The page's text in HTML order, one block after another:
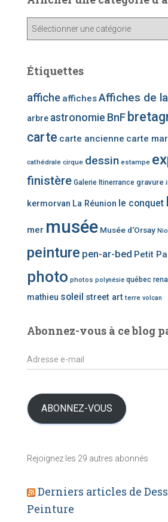
h
r
u
e
t
g
r
i
e
d
’
a
Étiquettes
affiche affichesAffiches de
arbre astronomie BnF
carte carte ancienne carte
cathédrale cirque dessin estampe
finistère Galerie Itinerrance gravure
kermorvan La Réunion le conquet
mer musée Musée d'Orsay
peinture pen-ar-bed Petit
photo photos polynésie québec
mathieu soleil street art terre volcan
Abonnez-vous à ce blog
A
d
s
s
-
a
i
l
ABONNEZ-VOUS
Rejoignez les 29 autres abonnés
Derniers articles de
Peinture